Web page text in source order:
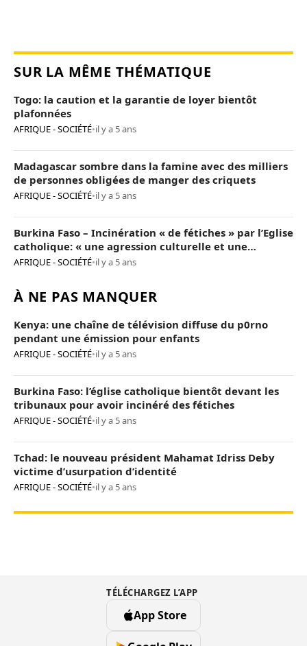
SUR LA MÊME THÉMATIQUE
Togo: la caution et la garantie de loyer bientôt
plafonnées
AFRIQUE - SOCIÉTÉ•il y a 5 ans
Madagascar sombre dans la famine avec des milliers
de personnes obligées de manger des criquets
AFRIQUE - SOCIÉTÉ•il y a 5 ans
Burkina Faso – Incinération « de fétiches » par l’Eglise
catholique: « une agression culturelle et une
provocation de trop »
AFRIQUE - SOCIÉTÉ•il y a 5 ans
À NE PAS MANQUER
Kenya: une chaîne de télévision diffuse du p0rno
pendant une émission pour enfants
AFRIQUE - SOCIÉTÉ•il y a 5 ans
Burkina Faso: l’église catholique bientôt devant les
tribunaux pour avoir incinéré des fétiches
AFRIQUE - SOCIÉTÉ•il y a 5 ans
Tchad: le nouveau président Mahamat Idriss Deby
victime d’usurpation d’identité
AFRIQUE - SOCIÉTÉ•il y a 5 ans
TÉLÉCHARGEZ L’APP
App Store